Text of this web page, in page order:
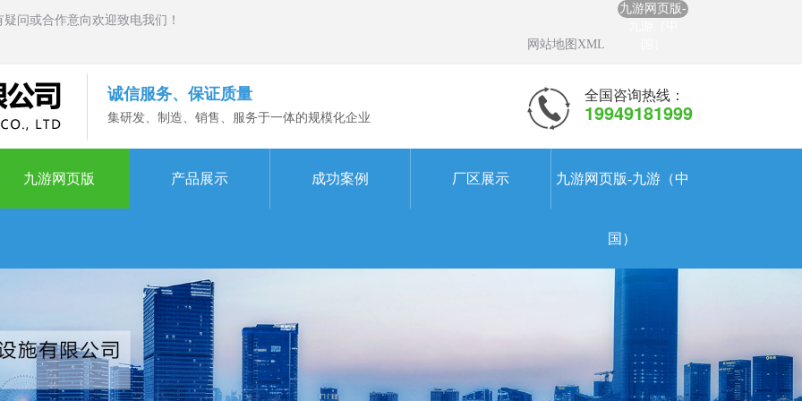
问或合作意向欢迎致电我们！
网站地图XML
九游网页版-
诚信服务、保证质量
集研发、制造、销售、服务于一体的规模化企业
全国咨询热线：
19949181999
九游网页版 产品展示 成功案例 厂区展示 九游网页版-九游（中
国）